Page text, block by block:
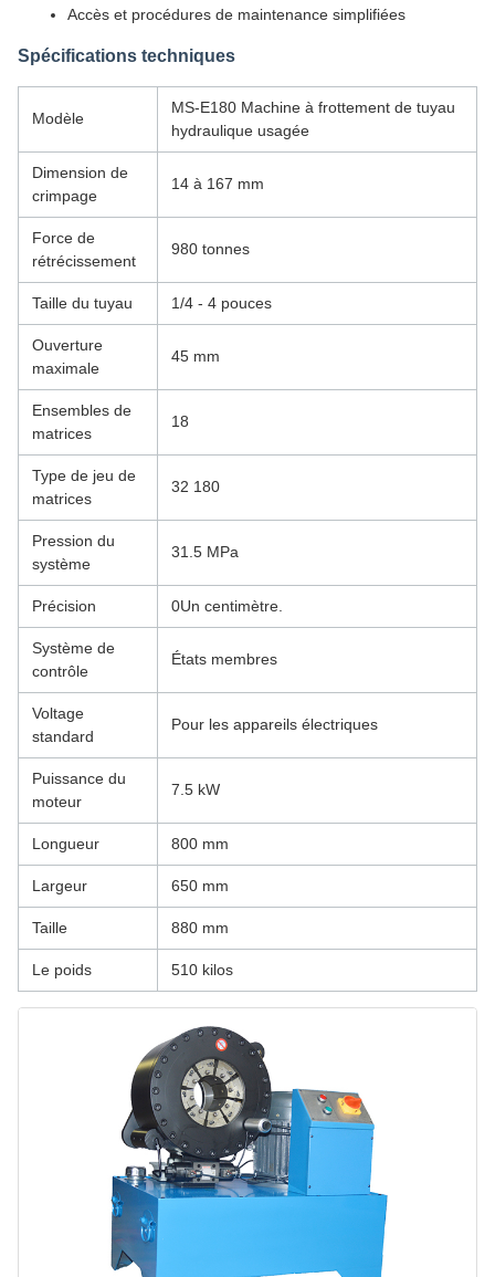
Accès et procédures de maintenance simplifiées
Spécifications techniques
Modèle
MS-E180 Machine à frottement de tuyau
hydraulique usagée
Dimension de
crimpage
14 à 167 mm
Force de
rétrécissement
980 tonnes
Taille du tuyau 1/4 - 4 pouces
Ouverture
maximale
45 mm
Ensembles de
matrices
18
Type de jeu de
matrices
32 180
Pression du
système
31.5 MPa
Précision 0Un centimètre.
Système de
contrôle
États membres
Voltage
standard
Pour les appareils électriques
Puissance du
moteur
7.5 kW
Longueur 800 mm
Largeur 650 mm
Taille 880 mm
Le poids 510 kilos